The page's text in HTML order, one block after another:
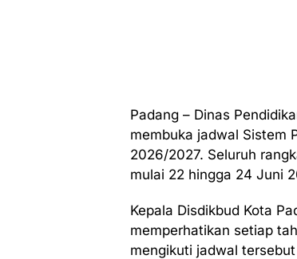
Padang – Dinas
membuka jadwal Sistem
2026/2027. Seluruh
mulai 22 hingga 24 Juni
Kepala Disdikbud Kota
memperhatikan setiap
mengikuti jadwal